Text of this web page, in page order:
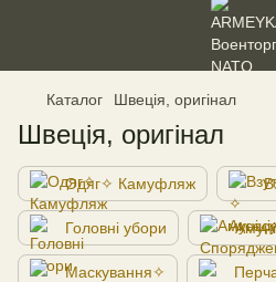
Каталог Швеція, оригінал
Швеція, оригінал
Одяг✧ Камуфляж
Головні убори
Маскування✧